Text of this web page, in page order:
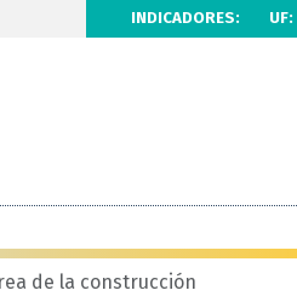
INDICADORES: UF:
de la construcción